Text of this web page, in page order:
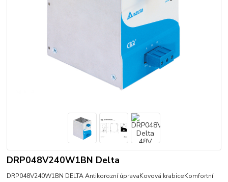
DRP048V240W1BN Delta
DRP048V240W1BN DELTA Antikorozní úpravaKovová krabiceKomfortní